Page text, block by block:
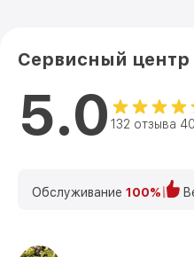
Сервисный центр
5.0 132 отзыва
Обслуживание 100%